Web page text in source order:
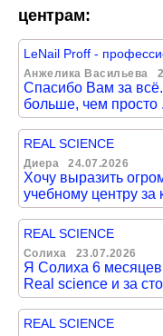
центрам:
LeNail Proff -
Анжелика Васильева
Спасибо Вам за
больше, чем просто
REAL SCIENCE
Диера 24.07.2026
Хочу выразить
учебному центру за
REAL SCIENCE
Солиха 23.07.2026
Я Солиха 6
Real science и за
REAL SCIENCE